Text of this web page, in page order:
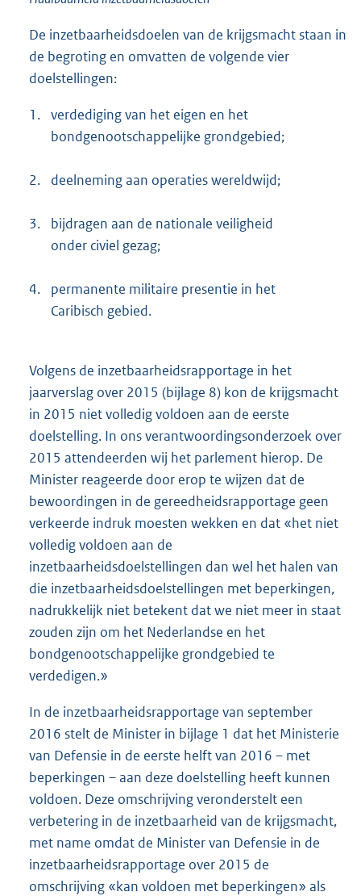
De inzetbaarheidsdoelen van de krijgsmacht staan in
de begroting en omvatten de volgende vier
doelstellingen:
1. verdediging van het eigen en het
bondgenootschappelijke grondgebied;
2. deelneming aan operaties wereldwijd;
3.
bijdragen aan de nationale veiligheid
onder civiel gezag;
4.
permanente militaire presentie in het
Caribisch gebied.
Volgens de inzetbaarheidsrapportage in het
jaarverslag over 2015 (bijlage 8) kon de krijgsmacht
in 2015 niet volledig voldoen aan de eerste
doelstelling. In ons verantwoordingsonderzoek over
2015 attendeerden wij het parlement hierop. De
Minister reageerde door erop te wijzen dat de
bewoordingen in de gereedheidsrapportage geen
verkeerde indruk moesten wekken en dat «het niet
volledig voldoen aan de
inzetbaarheidsdoelstellingen dan wel het halen van
die inzetbaarheidsdoelstellingen met beperkingen,
nadrukkelijk niet betekent dat we niet meer in staat
zouden zijn om het Nederlandse en het
bondgenootschappelijke grondgebied te
verdedigen.»
In de inzetbaarheidsrapportage van september
2016 stelt de Minister in bijlage 1 dat het Ministerie
van Defensie in de eerste helft van 2016 – met
beperkingen – aan deze doelstelling heeft kunnen
voldoen. Deze omschrijving veronderstelt een
verbetering in de inzetbaarheid van de krijgsmacht,
met name omdat de Minister van Defensie in de
inzetbaarheidsrapportage over 2015 de
omschrijving «kan voldoen met beperkingen» als